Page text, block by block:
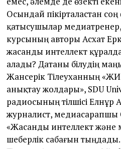
Осындай пікірталастан соң
қатысушылар
курсының авторы Асхат
жасанды интеллект
алады? Датаны білудің
Жансерік Тілеуханның
анықтау жолдары», SDU
радиосының тілшісі Елнұр
журналист,
«Жасанды интеллект және
шеберлік сабағын тыңдады.